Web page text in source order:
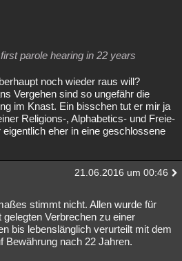
parole hearing in 22 years
noch wieder raus will?
Vergehen sind so ungefähr die
im Knast. Ein bisschen tut er mir ja
Religions-, Alphabetics- und Freie-
eher in eine geschlossene
21.06.2016 um 00:46
stimmt nicht. Allen wurde für
Verbrechen zu einer
bis lebenslänglich verurteilt mit dem
Bewährung nach 22 Jahren.